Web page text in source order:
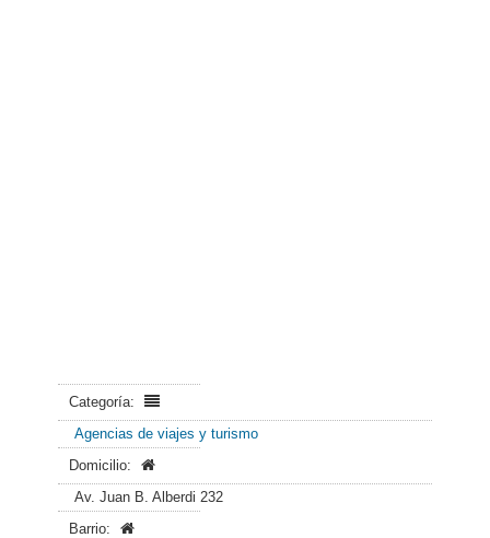
Categoría:
Agencias de viajes y turismo
Domicilio:
Av. Juan B. Alberdi 232
Barrio: